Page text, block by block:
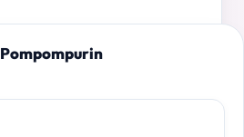
Pompompurin